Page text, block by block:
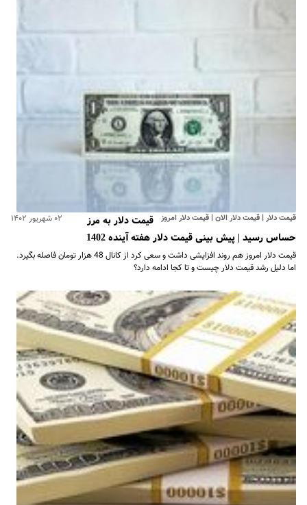
قیمت دلار | قیمت دلار الان | قیمت دلار امروز ۰۲ شهریور ۱۴۰۲
قیمت دلار به مرز
حساس رسید | پیش بینی قیمت دلار هفته آینده 1402
قیمت دلار امروز هم روند افزایشی داشت و سعی کرد از کانال 48 هزار تومان فاصله بگیرد.
اما دلیل رشد قیمت دلار چیست و تا کجا ادامه دارد؟